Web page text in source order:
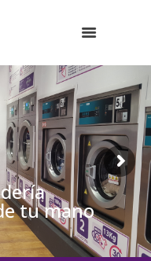
tu mano